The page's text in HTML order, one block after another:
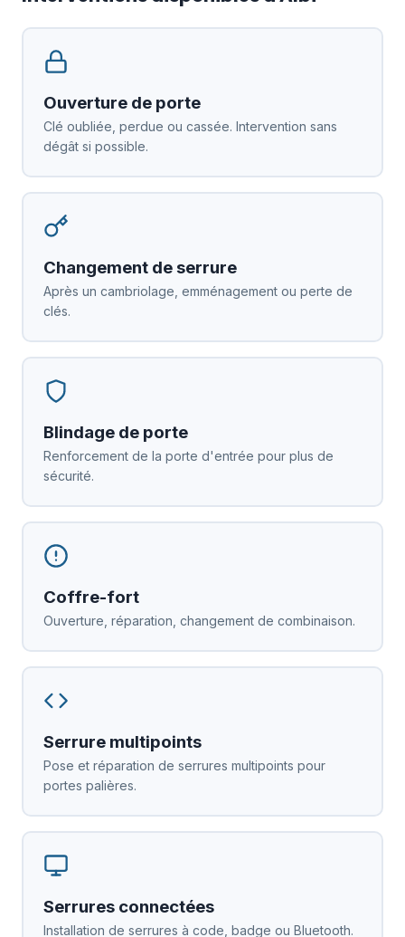
Ouverture de porte
Clé oubliée, perdue ou cassée. Intervention sans
dégât si possible.
Changement de serrure
Après un cambriolage, emménagement ou perte de
clés.
Blindage de porte
Renforcement de la porte d'entrée pour plus de
sécurité.
Coffre-fort
Ouverture, réparation, changement de combinaison.
Serrure multipoints
Pose et réparation de serrures multipoints pour
portes palières.
Serrures connectées
Installation de serrures à code, badge ou Bluetooth.